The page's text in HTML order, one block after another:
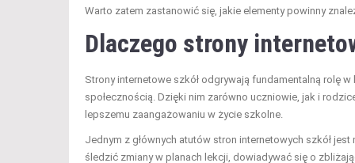
Warto zatem zastanowić się, jakie elementy powinny
Dlaczego strony
Strony internetowe szkół odgrywają fundamentalną rolę
społecznością. Dzięki nim zarówno uczniowie, jak i
lepszemu zaangażowaniu w życie szkolne.
Jednym z głównych atutów stron internetowych szkół
śledzić zmiany w planach lekcji, dowiadywać się o